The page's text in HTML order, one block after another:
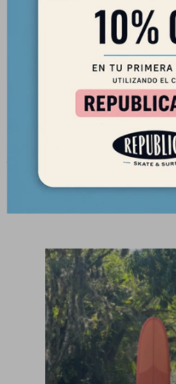
Para surfistas de todos los niveles
Características Generales
Longboard Clásico Single Fin
Espesor:3 3/16"